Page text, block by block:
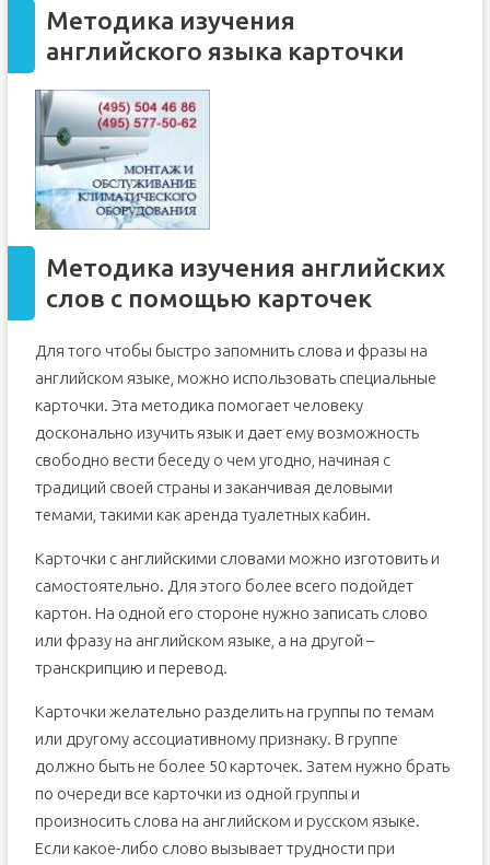
Методика изучения
английского языка карточки
Методика изучения английских
слов с помощью карточек
Для того чтобы быстро запомнить слова и фразы на
английском языке, можно использовать специальные
карточки. Эта методика помогает человеку
досконально изучить язык и дает ему возможность
свободно вести беседу о чем угодно, начиная с
традиций своей страны и заканчивая деловыми
темами, такими как аренда туалетных кабин.
Карточки с английскими словами можно изготовить и
самостоятельно. Для этого более всего подойдет
картон. На одной его стороне нужно записать слово
или фразу на английском языке, а на другой –
транскрипцию и перевод.
Карточки желательно разделить на группы по темам
или другому ассоциативному признаку. В группе
должно быть не более 50 карточек. Затем нужно брать
по очереди все карточки из одной группы и
произносить слова на английском и русском языке.
Если какое-либо слово вызывает трудности при